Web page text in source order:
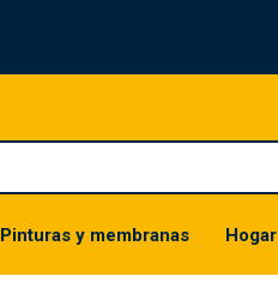
Pinturas y membranas Hogar